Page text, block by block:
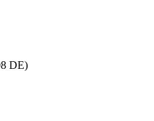
DE)